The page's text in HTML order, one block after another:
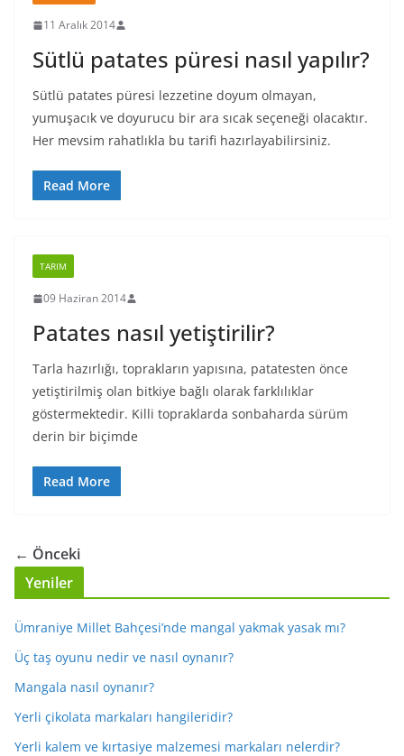
11 Aralık 2014
Sütlü patates püresi nasıl yapılır?
Sütlü patates püresi lezzetine doyum olmayan,
yumuşacık ve doyurucu bir ara sıcak seçeneği olacaktır.
Her mevsim rahatlıkla bu tarifi hazırlayabilirsiniz.
Read More
TARIM
09 Haziran 2014
Patates nasıl yetiştirilir?
Tarla hazırlığı, toprakların yapısına, patatesten önce
yetiştirilmiş olan bitkiye bağlı olarak farklılıklar
göstermektedir. Killi topraklarda sonbaharda sürüm
derin bir biçimde
Read More
← Önceki
Yeniler
Ümraniye Millet Bahçesi’nde mangal yakmak yasak mı?
Üç taş oyunu nedir ve nasıl oynanır?
Mangala nasıl oynanır?
Yerli çikolata markaları hangileridir?
Yerli kalem ve kırtasiye malzemesi markaları nelerdir?